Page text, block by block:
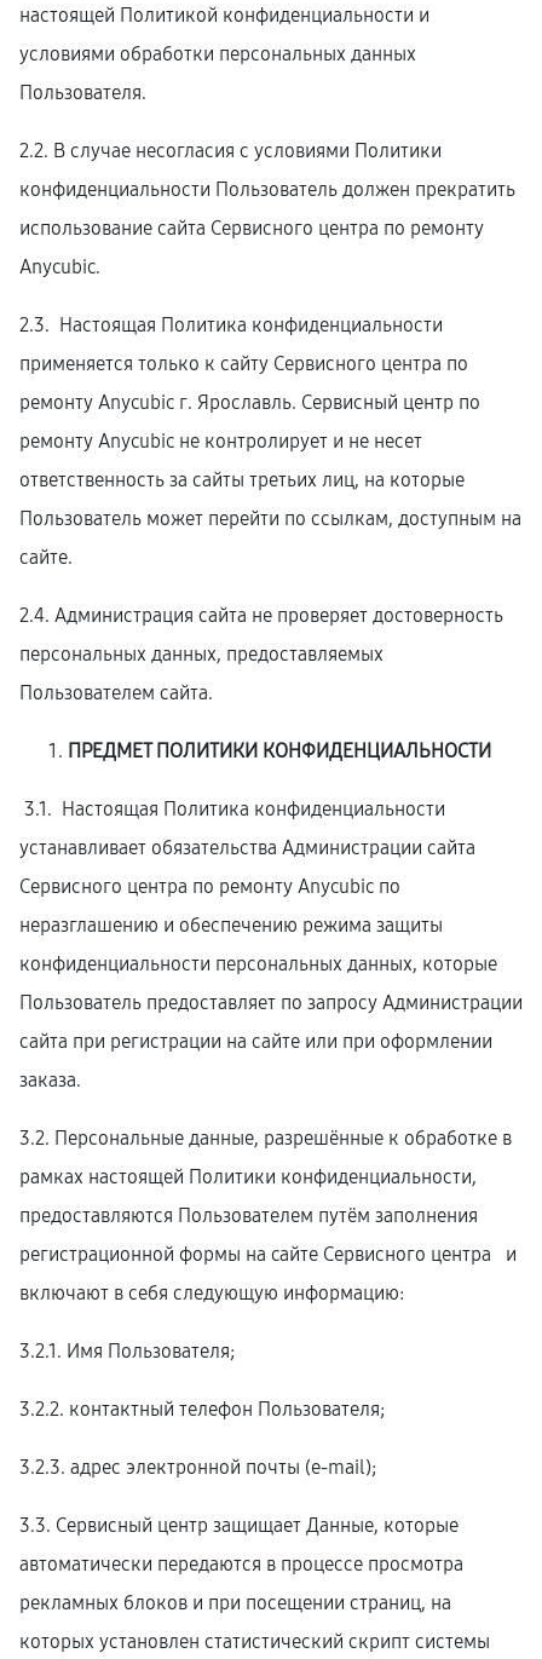
настоящей Политикой конфиденциальности и
условиями обработки персональных данных
Пользователя.
2.2. В случае несогласия с условиями Политики
конфиденциальности Пользователь должен прекратить
использование сайта Сервисного центра по ремонту
Anycubic.
2.3. Настоящая Политика конфиденциальности
применяется только к сайту Сервисного центра по
ремонту Anycubic г. Ярославль. Сервисный центр по
ремонту Anycubic не контролирует и не несет
ответственность за сайты третьих лиц, на которые
Пользователь может перейти по ссылкам, доступным на
сайте.
2.4. Администрация сайта не проверяет достоверность
персональных данных, предоставляемых
Пользователем сайта.
ПРЕДМЕТ ПОЛИТИКИ КОНФИДЕНЦИАЛЬНОСТИ
3.1. Настоящая Политика конфиденциальности
устанавливает обязательства Администрации сайта
Сервисного центра по ремонту Anycubic по
неразглашению и обеспечению режима защиты
конфиденциальности персональных данных, которые
Пользователь предоставляет по запросу Администрации
сайта при регистрации на сайте или при оформлении
заказа.
3.2. Персональные данные, разрешённые к обработке в
рамках настоящей Политики конфиденциальности,
предоставляются Пользователем путём заполнения
регистрационной формы на cайте Сервисного центра и
включают в себя следующую информацию:
3.2.1. Имя Пользователя;
3.2.2. контактный телефон Пользователя;
3.2.3. адрес электронной почты (e-mail);
3.3. Сервисный центр защищает Данные, которые
автоматически передаются в процессе просмотра
рекламных блоков и при посещении страниц, на
которых установлен статистический скрипт системы